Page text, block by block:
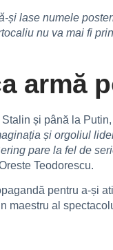
și lase numele
nu va mai fi
armă
și până la
și orgoliul
pare la fel de
Teodorescu.
pentru a-și
maestru al